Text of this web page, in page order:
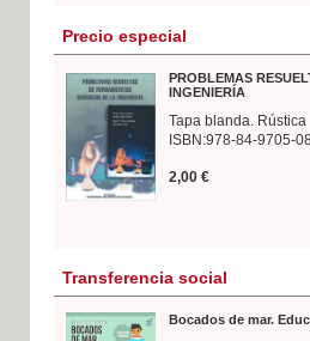
Precio especial
PROBLEMAS
INGENIERÍA
Tapa blanda. Rústica
ISBN:978-84-9705-
2,00 €
Transferencia social
Bocados de mar.